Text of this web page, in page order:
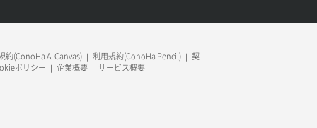
約(ConoHa AI Canvas) 利用規約(ConoHa Pencil)
契
ポリシー 企業概要 サービス概要